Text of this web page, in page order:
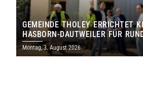
GEMEINDE THOLEY ERRICHTET
HASBORN-DAUTWEILER FÜR
MILLIONEN EURO
Montag, 3. August 2026